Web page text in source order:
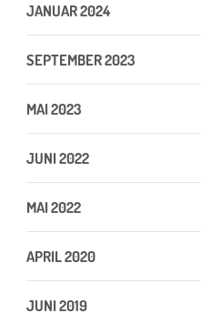
JANUAR 2024
SEPTEMBER 2023
MAI 2023
JUNI 2022
MAI 2022
APRIL 2020
JUNI 2019